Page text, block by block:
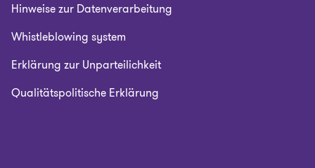
Hinweise zur Datenverarbeitung
Whistleblowing system
Erklärung zur Unparteilichkeit
Qualitätspolitische Erklärung